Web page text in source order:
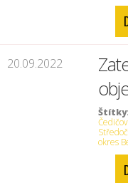
20.09.2022
Štítky:
okres